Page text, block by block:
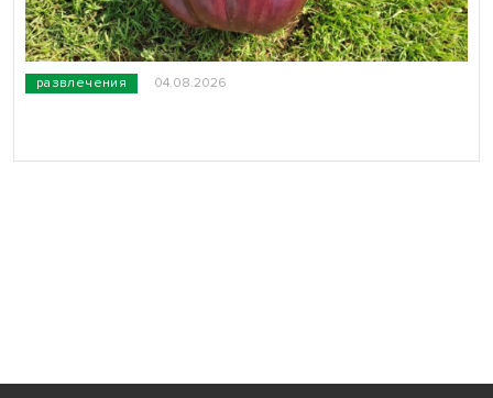
развлечения 04.08.2026